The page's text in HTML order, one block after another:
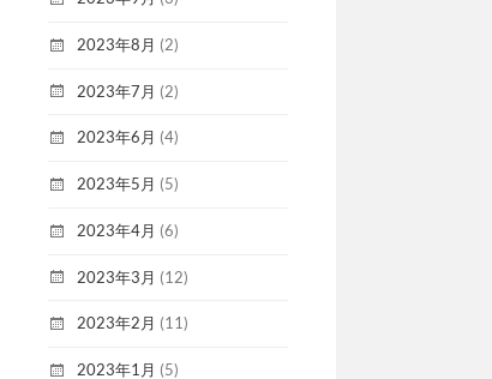
2023年8月 (2)
2023年7月 (2)
2023年6月 (4)
2023年5月 (5)
2023年4月 (6)
2023年3月 (12)
2023年2月 (11)
2023年1月 (5)